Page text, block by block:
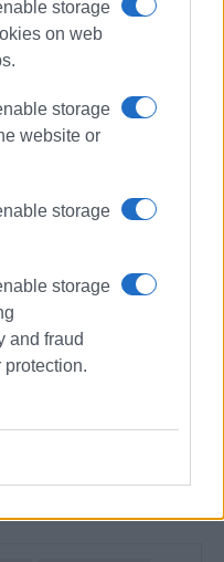
storage
on web
storage
website or
storage
storage
and fraud
protection.